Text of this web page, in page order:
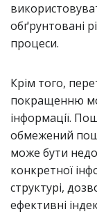
обґрунтовані
процеси.
Крім того,
покращенню
інформації.
обмежений
може бути
конкретної
структурі,
ефективні